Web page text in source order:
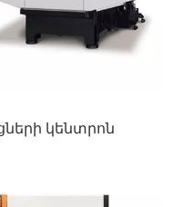
կենտրոն